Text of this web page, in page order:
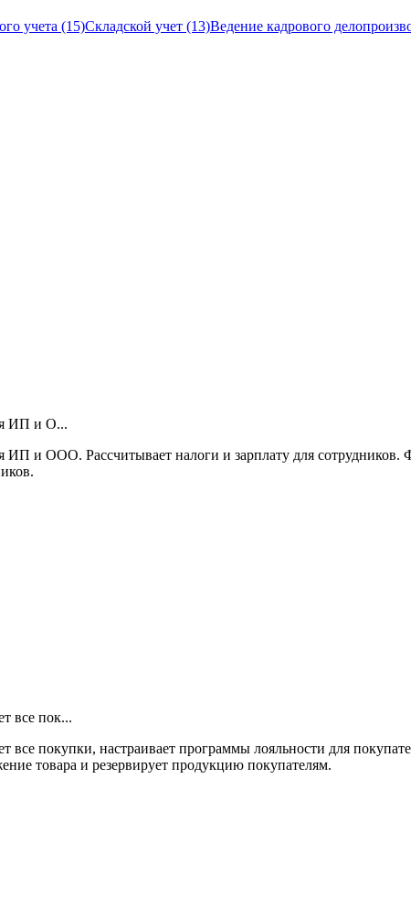
учета (15)Складской учет (13)Ведение кадрового
ИП и О...
и ООО. Рассчитывает налоги и зарплату для сотрудников.
все пок...
покупки, настраивает программы лояльности для
товара и резервирует продукцию покупателям.